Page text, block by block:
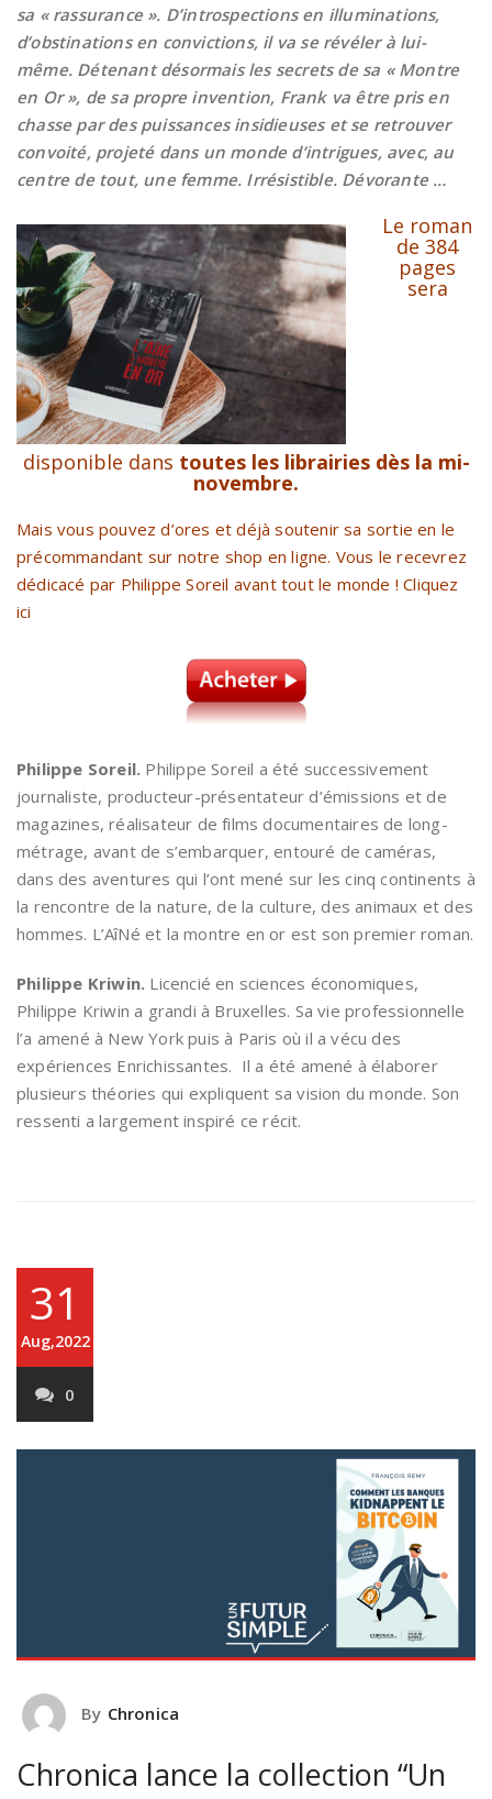
sa « rassurance ». D’introspections en illuminations,
d’obstinations en convictions, il va se révéler à lui-
même. Détenant désormais les secrets de sa « Montre
en Or », de sa propre invention, Frank va être pris en
chasse par des puissances insidieuses et se retrouver
convoité, projeté dans un monde d’intrigues, avec, au
centre de tout, une femme. Irrésistible. Dévorante …
Le roman
de 384
pages
sera
disponible dans toutes les librairies dès la mi-
novembre.
Mais vous pouvez d’ores et déjà soutenir sa sortie en le
précommandant sur notre shop en ligne. Vous le recevrez
dédicacé par Philippe Soreil avant tout le monde !Cliquez
ici
Philippe Soreil. Philippe Soreil a été successivement
journaliste, producteur-présentateur d’émissions et de
magazines, réalisateur de films documentaires de long-
métrage, avant de s’embarquer, entouré de caméras,
dans des aventures qui l’ont mené sur les cinq continents à
la rencontre de la nature, de la culture, des animaux et des
hommes. L’AîNé et la montre en or est son premier roman.
Philippe Kriwin. Licencié en sciences économiques,
Philippe Kriwin a grandi à Bruxelles. Sa vie professionnelle
l’a amené à New York puis à Paris où il a vécu des
expériences Enrichissantes. Il a été amené à élaborer
plusieurs théories qui expliquent sa vision du monde. Son
ressenti a largement inspiré ce récit.
31
Aug,2022
0
By Chronica
Chronica lance la collection “Un